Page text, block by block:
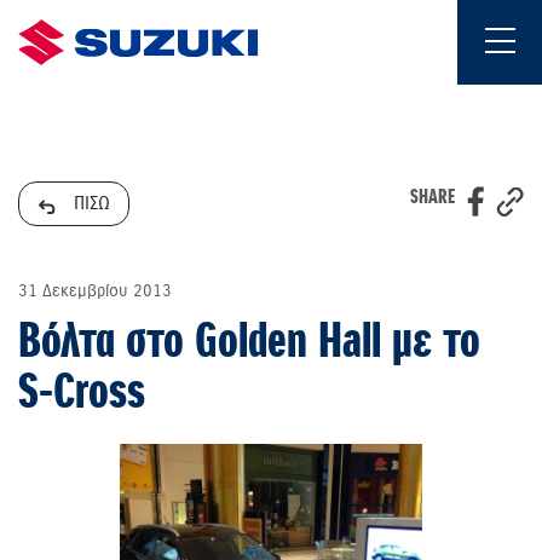
ΠΙΣΩ SHARE
31 Δεκεμβρίου 2013
Βόλτα στο Golden Hall με το
S-Cross